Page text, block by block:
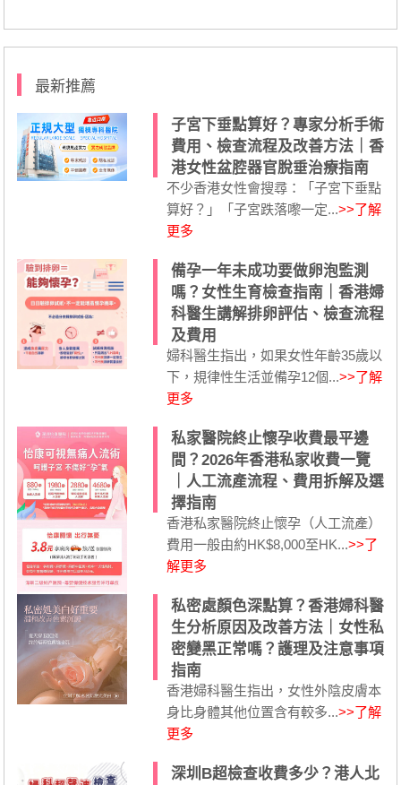
最新推薦
子宮下垂點算好？專家分析手術
費用、檢查流程及改善方法｜香
港女性盆腔器官脫垂治療指南
不少香港女性會搜尋：「子宮下垂點
算好？」「子宮跌落嚟一定...>>了解
更多
備孕一年未成功要做卵泡監測
嗎？女性生育檢查指南｜香港婦
科醫生講解排卵評估、檢查流程
及費用
婦科醫生指出，如果女性年齡35歲以
下，規律性生活並備孕12個...>>了解
更多
私家醫院終止懷孕收費最平邊
間？2026年香港私家收費一覽
｜人工流產流程、費用拆解及選
擇指南
香港私家醫院終止懷孕（人工流產）
費用一般由約HK$8,000至HK...>>了
解更多
私密處顏色深點算？香港婦科醫
生分析原因及改善方法｜女性私
密變黑正常嗎？護理及注意事項
指南
香港婦科醫生指出，女性外陰皮膚本
身比身體其他位置含有較多...>>了解
更多
深圳B超檢查收費多少？港人北